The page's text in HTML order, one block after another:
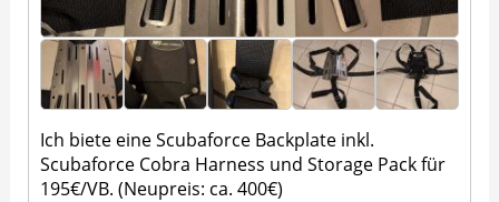
Ich biete eine Scubaforce Backplate inkl.
Scubaforce Cobra Harness und Storage Pack für
195€/VB. (Neupreis: ca. 400€)